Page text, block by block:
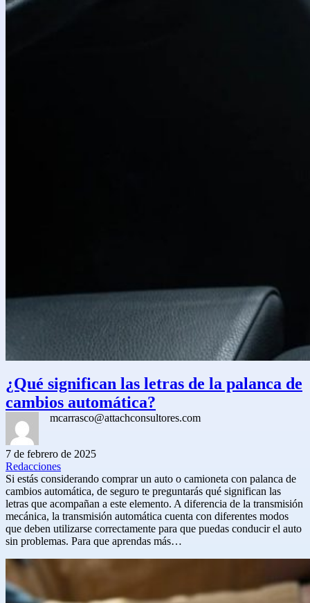
¿Qué significan las letras de la palanca de
cambios automática?
mcarrasco@attachconsultores.com
7 de febrero de 2025
Redacciones
Si estás considerando comprar un auto o camioneta con palanca de
cambios automática, de seguro te preguntarás qué significan las
letras que acompañan a este elemento. A diferencia de la transmisión
mecánica, la transmisión automática cuenta con diferentes modos
que deben utilizarse correctamente para que puedas conducir el auto
sin problemas. Para que aprendas más…